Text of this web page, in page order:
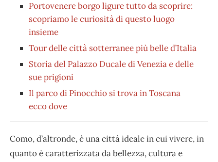
Portovenere borgo ligure tutto da scoprire:
scopriamo le curiosità di questo luogo
insieme
Tour delle città sotterranee più belle d’Italia
Storia del Palazzo Ducale di Venezia e delle
sue prigioni
Il parco di Pinocchio si trova in Toscana
ecco dove
Como, d’altronde, è una città ideale in cui vivere, in
quanto è caratterizzata da bellezza, cultura e